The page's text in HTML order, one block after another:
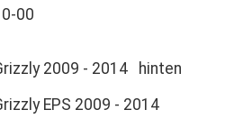
00
2009 - 2014 hinten
EPS 2009 - 2014